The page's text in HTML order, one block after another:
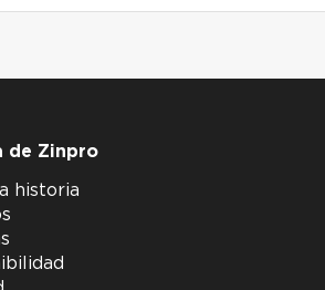
de Zinpro
historia